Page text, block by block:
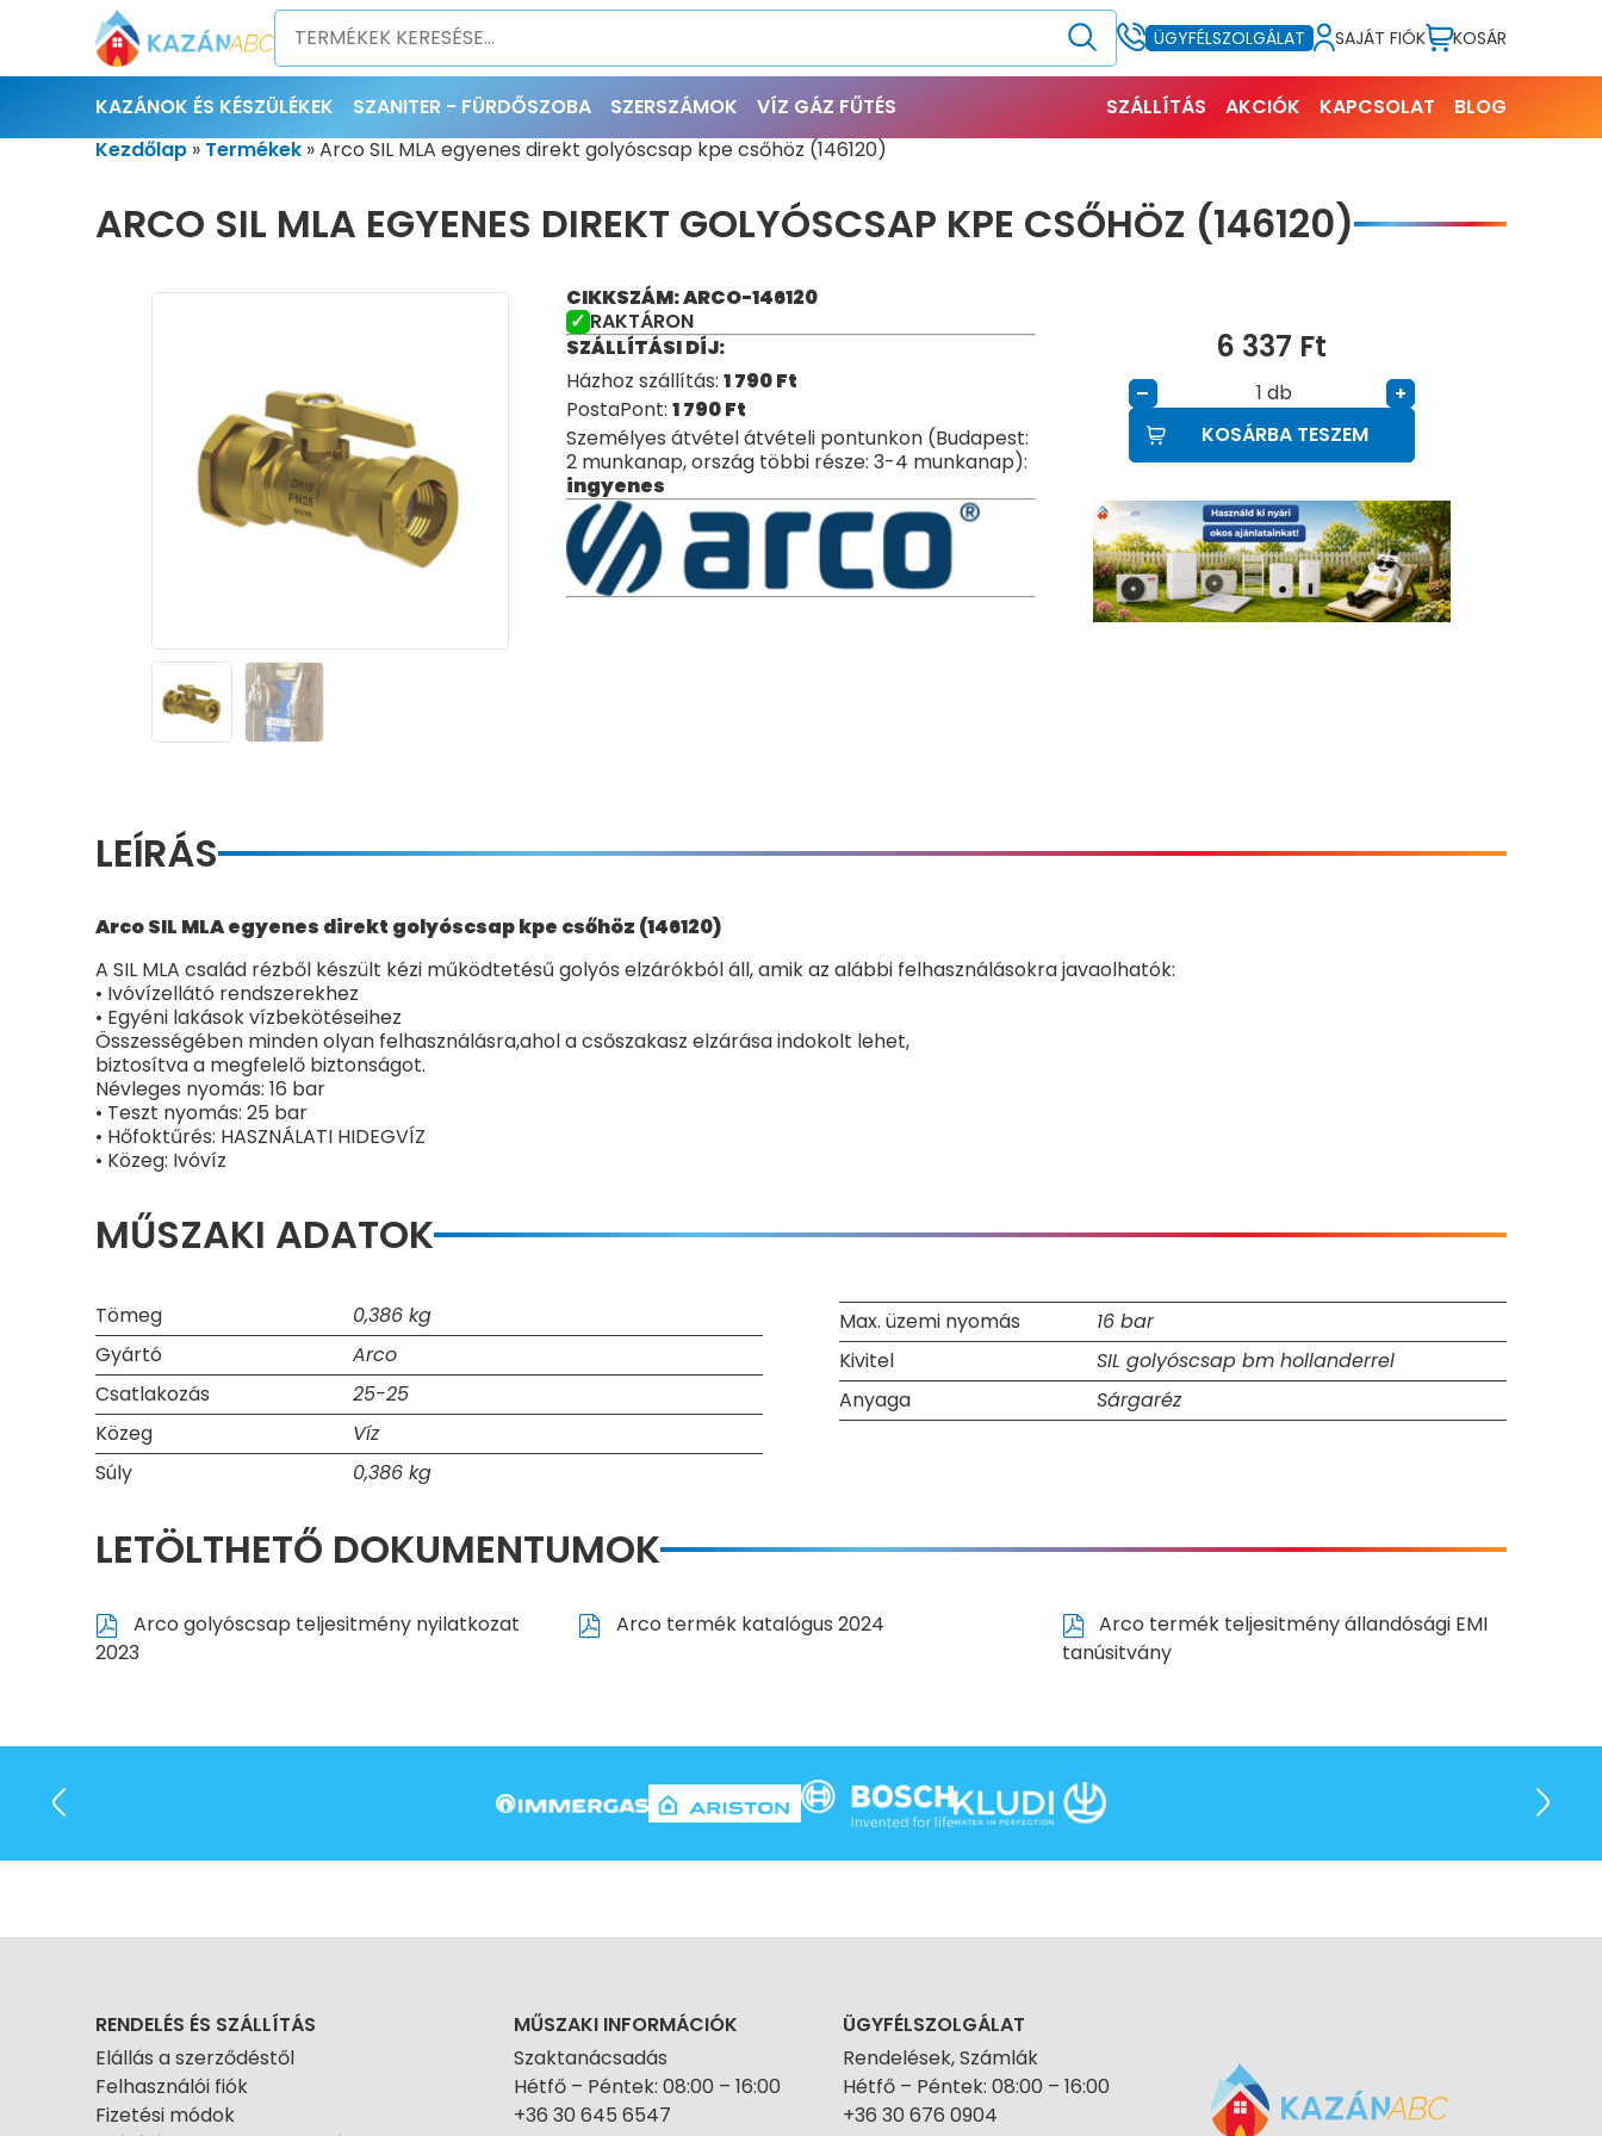
ÜGYFÉLSZOLGÁLAT SAJÁT FIÓK KOSÁR
KAZÁNOK ÉS KÉSZÜLÉKEK SZANITER - FÜRDŐSZOBA SZERSZÁMOK VÍZ GÁZ FŰTÉS SZÁLLÍTÁS AKCIÓK KAPCSOLAT
BLOG
Kezdőlap » Termékek »Arco SIL MLA egyenes direkt golyóscsap kpe csőhöz (146120)
ARCO SIL MLA EGYENES DIREKT GOLYÓSCSAP KPE CSŐHÖZ (146120)
CIKKSZÁM: ARCO-146120
RAKTÁRON
SZÁLLÍTÁSI DÍJ:
Házhoz szállítás: 1 790Ft
PostaPont: 1 790Ft
Személyes átvétel átvételi pontunkon (Budapest:
2 munkanap, ország többi része: 3-4 munkanap):
ingyenes
6 337 Ft
– db
+
KOSÁRBA TESZEM
LEÍRÁS
Arco SIL MLA egyenes direkt golyóscsap kpe csőhöz (146120)
A SIL MLA család rézből készült kézi működtetésű golyós elzárókból áll, amik az alábbi felhasználásokra javaolhatók:
• Ivóvízellátó rendszerekhez
• Egyéni lakások vízbekötéseihez
Összességében minden olyan felhasználásra,ahol a csőszakasz elzárása indokolt lehet,
biztosítva a megfelelő biztonságot.
Névleges nyomás: 16 bar
• Teszt nyomás: 25 bar
• Hőfoktűrés: HASZNÁLATI HIDEGVÍZ
• Közeg: Ivóvíz
MŰSZAKI ADATOK
Tömeg
0,386 kg
Gyártó
Arco
Csatlakozás
25-25
Közeg
Víz
Súly
0,386 kg
Max. üzemi nyomás
16 bar
Kivitel
SIL golyóscsap bm hollanderrel
Anyaga
Sárgaréz
LETÖLTHETŐ DOKUMENTUMOK
Arco golyóscsap teljesitmény nyilatkozat
2023
Arco termék katalógus 2024
Arco termék teljesitmény állandósági EMI
tanúsitvány
RENDELÉS ÉS SZÁLLÍTÁS
Elállás a szerződéstől
Felhasználói fiók
Fizetési módok
MŰSZAKI INFORMÁCIÓK
Szaktanácsadás
Hétfő – Péntek: 08:00 – 16:00
+36 30 645 6547
ÜGYFÉLSZOLGÁLAT
Rendelések, Számlák
Hétfő – Péntek: 08:00 – 16:00
+36 30 676 0904